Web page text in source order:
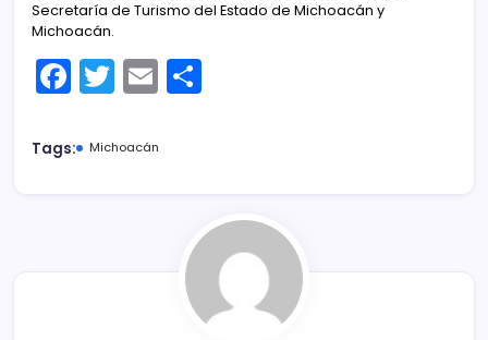
Secretaría de Turismo del Estado de Michoacán y
Michoacán.
F
a
c
T
w
itt
E
m
ar
tir
Tags: Michoacán